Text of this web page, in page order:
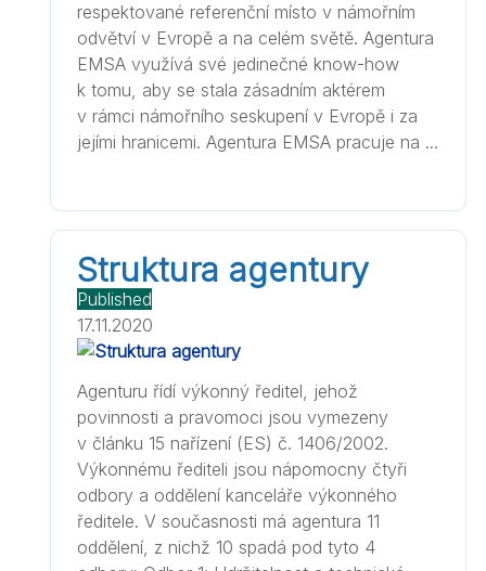
respektované referenční místo v námořním
odvětví v Evropě a na celém světě. Agentura
EMSA využívá své jedinečné know-how
k tomu, aby se stala zásadním aktérem
v rámci námořního seskupení v Evropě i za
jejími hranicemi. Agentura EMSA pracuje na ...
Struktura agentury
Published
17.11.2020
Agenturu řídí výkonný ředitel, jehož
povinnosti a pravomoci jsou vymezeny
v článku 15 nařízení (ES) č. 1406/2002.
Výkonnému řediteli jsou nápomocny čtyři
odbory a oddělení kanceláře výkonného
ředitele. V současnosti má agentura 11
oddělení, z nichž 10 spadá pod tyto 4